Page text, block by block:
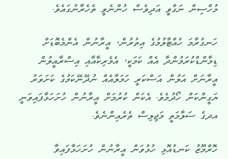
މުހްސިން ނަގްވީ އަދިވެސް ހުންނެވީ ތެހެރާނުގައެވެ.
ހަނގުރާމަ ހުއްޓާލުމުގެ އިތުރުން، އީރާނުން އެންމެބޮޑަށް
ޑިމާންޑްކުރަމުންދާ އެއް ކަމަކީ، އެމެރިކާއާއި އިސްރާއީލުން
އީރާނަށް އަލުން އަސްކަރީ ހަމަލާއެއް ނުދޭނޭކަމުގެ ކަށަވަރު
ޔަގީންކަން ހޯދުމެވެ. އެކަން ކުރުމަށް އީރާނުން ހުށަހަޅާފައިވަނީ
އދގެ ސަލާމަތީ މަޖިލިސް ތެރެއިންނެވެ.
ހޮރްމޫޒު ކަނޑުއޮޅި ހުޅުވަން އީރާނުން ހުށަހަޅާފައިވާ